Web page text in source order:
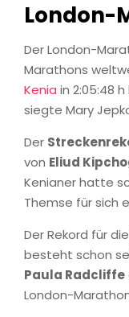
London-
Der London-
Marathons
Kenia in 2:05:48
siegte Mary
Der
von Eliud
Kenianer hatte
Themse für sich
Der Rekord für
besteht schon
Paula Radcliffe
London-